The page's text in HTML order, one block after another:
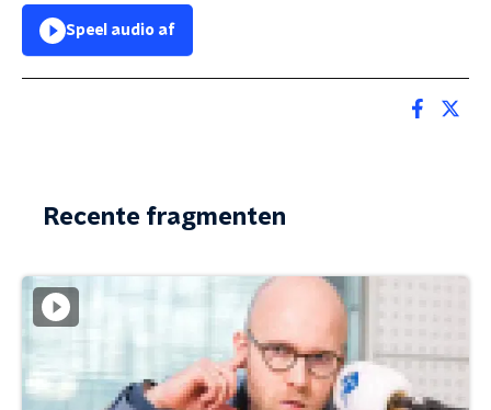
Speel audio af
Recente fragmenten